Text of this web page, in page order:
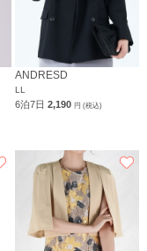
ANDRESD
LL
6泊7日2,190円 (税込)